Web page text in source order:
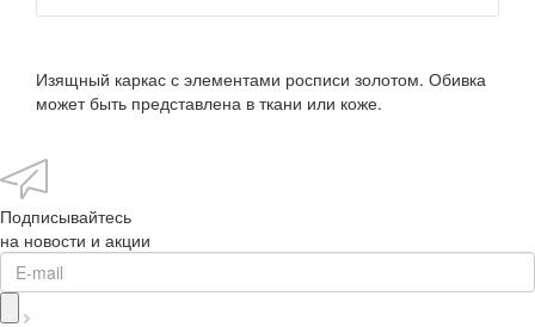
Изящный каркас с элементами росписи золотом. Обивка
может быть представлена в ткани или коже.
Подписывайтесь
на новости и акции